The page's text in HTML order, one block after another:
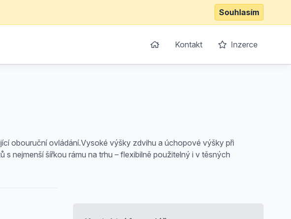
Souhlasím
Kontakt Inzerce
obouruční ovládání.Vysoké výšky zdvihu a úchopové výšky při
nejmenší šířkou rámu na trhu – flexibilně použitelný i v těsných